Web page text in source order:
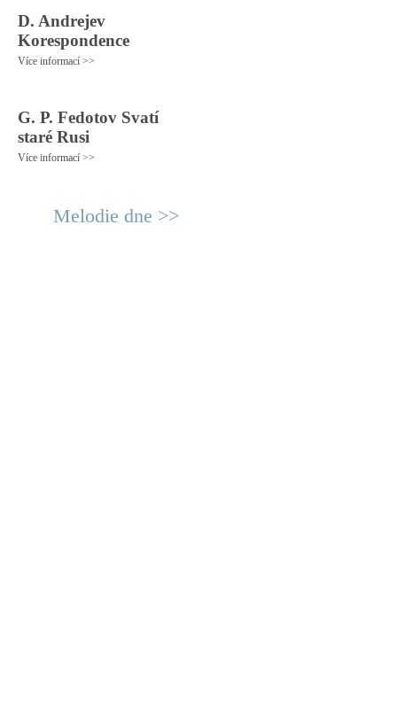
D. Andrejev
Korespondence
Více informací >>
G. P. Fedotov Svatí
staré Rusi
Více informací >>
Melodie dne >>